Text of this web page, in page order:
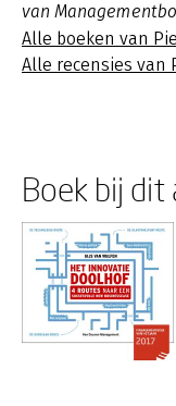
van
Alle boeken van
Alle recensies van
Boek bij dit